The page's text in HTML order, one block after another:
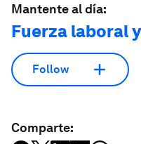
Mantente al día:
Fuerza laboral
Follow
Comparte: